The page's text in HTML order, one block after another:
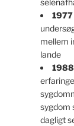
1977
mellem
lande
1988
sygdom
dagligt